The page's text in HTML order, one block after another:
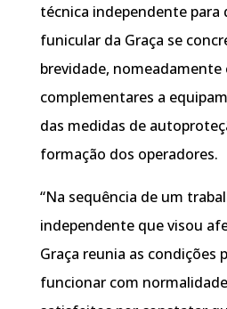
técnica independente para
funicular da Graça se
brevidade, nomeadamente
complementares a
das medidas de
formação dos operadores.
“Na sequência de um
independente que visou
Graça reunia as condições
funcionar com